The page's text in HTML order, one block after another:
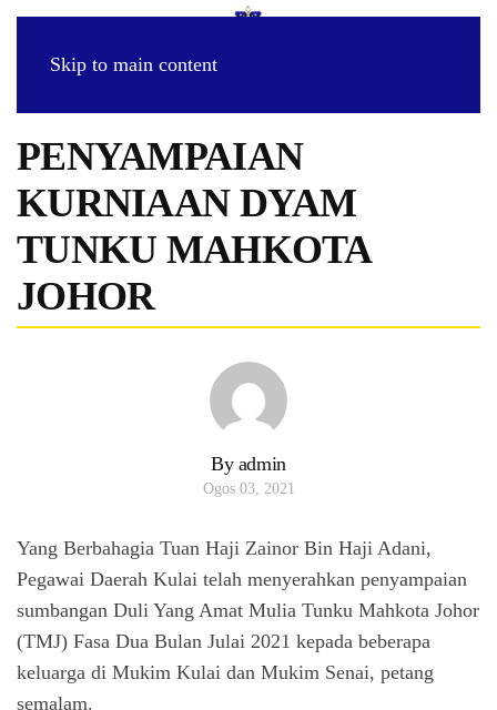
Skip to main content
PENYAMPAIAN
KURNIAAN DYAM
TUNKU MAHKOTA
JOHOR
By admin
Ogos 03, 2021
Yang Berbahagia Tuan Haji Zainor Bin Haji Adani,
Pegawai Daerah Kulai telah menyerahkan penyampaian
sumbangan Duli Yang Amat Mulia Tunku Mahkota Johor
(TMJ) Fasa Dua Bulan Julai 2021 kepada beberapa
keluarga di Mukim Kulai dan Mukim Senai, petang
semalam.